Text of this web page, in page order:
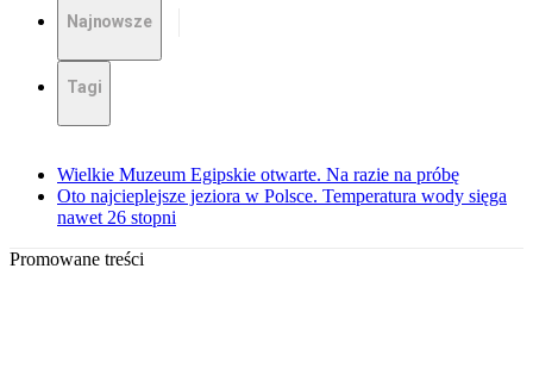
Najnowsze
Tagi
Wielkie Muzeum Egipskie otwarte. Na razie na próbę
Oto najcieplejsze jeziora w Polsce. Temperatura wody sięga
nawet 26 stopni
Promowane treści